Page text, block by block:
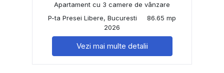
Apartament cu 3 camere de vânzare
P-ta Presei Libere, Bucuresti
86.65 mp
2026
Vezi mai multe detalii